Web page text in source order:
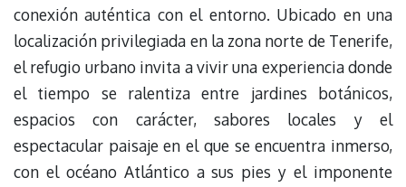
conexión auténtica con el entorno. Ubicado en una
localización privilegiada en la zona norte de Tenerife,
el refugio urbano invita a vivir una experiencia donde
el tiempo se ralentiza entre jardines botánicos,
espacios con carácter, sabores locales y el
espectacular paisaje en el que se encuentra inmerso,
con el océano Atlántico a sus pies y el imponente